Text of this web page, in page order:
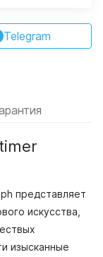
Telegram
представляет
искусства,
изысканные